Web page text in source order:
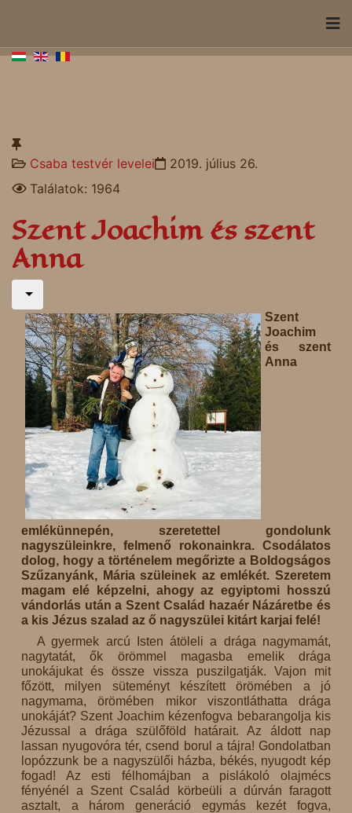
Csaba testvér levelei
2019. július 26.
Találatok: 1964
Szent Joachim és szent
Anna
Szent
Joachim
és szent
Anna
emlékünnepén, szeretettel gondolunk
nagyszüleinkre, felmenő rokonainkra. Csodálatos
dolog, hogy a történelem megőrizte a Boldogságos
Szűzanyánk, Mária szüleinek az emlékét. Szeretem
magam elé képzelni, ahogy az egyiptomi hosszú
vándorlás után a Szent Család hazaér Názáretbe és
a kis Jézus szalad az ő nagyszülei kitárt karjai felé!
A gyermek arcú Isten átöleli a drága nagymamát,
nagytatát, ők örömmel magasba emelik drága
unokájukat és össze vissza puszilgatják. Vajon mit
főzött, milyen süteményt készített örömében a jó
nagymama, örömében mikor viszontláthatta drága
unokáját? Szent Joachim kézenfogva bebarangolja kis
Jézussal a drága szülőföld határait. Az áldott nap
lassan nyugovóra tér, csend borul a tájra! Gondolatban
lopózzunk be a nagyszülői házba, békés, nyugodt kép
fogad! Az esti félhomájban a pislákoló olajmécs
fényénél a Szent Család körbeüli a dúrván faragott
asztalt, a három generáció egymás kezét fogva,